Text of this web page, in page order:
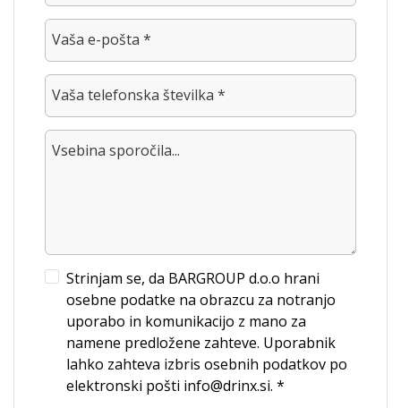
Vaša e-pošta *
Vaša telefonska številka *
Vsebina sporočila...
Strinjam se, da BARGROUP d.o.o hrani
osebne podatke na obrazcu za notranjo
uporabo in komunikacijo z mano za
namene predložene zahteve. Uporabnik
lahko zahteva izbris osebnih podatkov po
elektronski pošti info@drinx.si. *